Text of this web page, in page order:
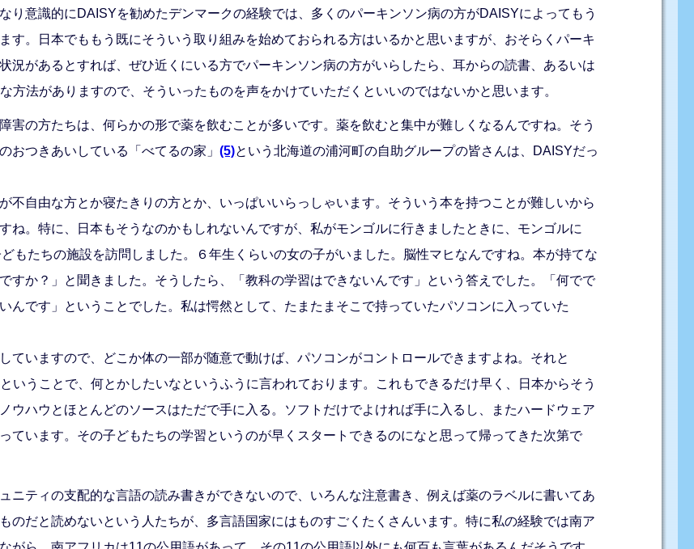
り意識的にDAISYを勧めたデンマークの経験では、多くのパーキンソン病の方がDAISYによってもう
す。日本でももう既にそういう取り組みを始めておられる方はいるかと思いますが、おそらくパーキ
況があるとすれば、ぜひ近くにいる方でパーキンソン病の方がいらしたら、耳からの読書、あるいは
方法がありますので、そういったものを声をかけていただくといいのではないかと思います。
の方たちは、何らかの形で薬を飲むことが多いです。薬を飲むと集中が難しくなるんですね。そう
おつきあいしている「べてるの家」(5)という北海道の浦河町の自助グループの皆さんは、DAISYだっ
不自由な方とか寝たきりの方とか、いっぱいいらっしゃいます。そういう本を持つことが難しいから
ね。特に、日本もそうなのかもしれないんですが、私がモンゴルに行きましたときに、モンゴルに
もたちの施設を訪問しました。６年生くらいの女の子がいました。脳性マヒなんですね。本が持てな
すか？」と聞きました。そうしたら、「教科の学習はできないんです」という答えでした。「何でで
んです」ということでした。私は愕然として、たまたまそこで持っていたパソコンに入っていた
ていますので、どこか体の一部が随意で動けば、パソコンがコントロールできますよね。それと
いうことで、何とかしたいなというふうに言われております。これもできるだけ早く、日本からそう
ウハウとほとんどのソースはただで手に入る。ソフトだけでよければ手に入るし、またハードウェア
ています。その子どもたちの学習というのが早くスタートできるのになと思って帰ってきた次第で
ティの支配的な言語の読み書きができないので、いろんな注意書き、例えば薬のラベルに書いてあ
のだと読めないという人たちが、多言語国家にはものすごくたくさんいます。特に私の経験では南ア